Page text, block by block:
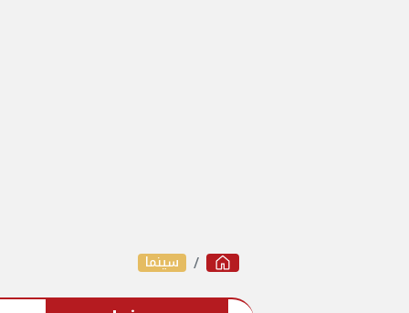
سينما